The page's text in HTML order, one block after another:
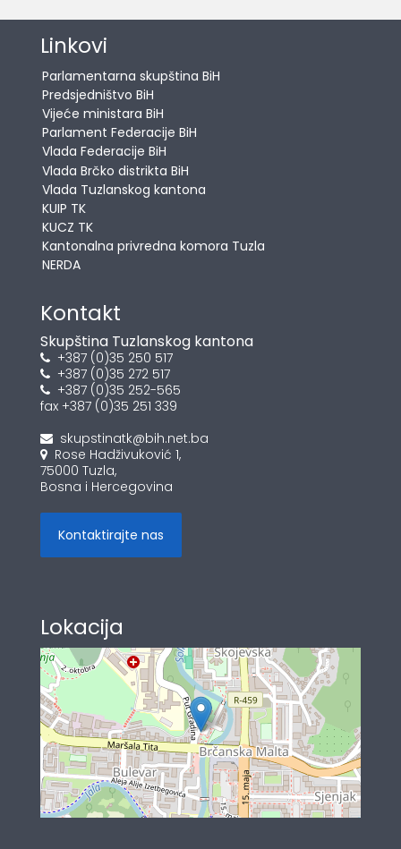
Linkovi
Parlamentarna skupština BiH
Predsjedništvo BiH
Vijeće ministara BiH
Parlament Federacije BiH
Vlada Federacije BiH
Vlada Brčko distrikta BiH
Vlada Tuzlanskog kantona
KUIP TK
KUCZ TK
Kantonalna privredna komora Tuzla
NERDA
Kontakt
Skupština Tuzlanskog kantona
+387 (0)35 250 517
+387 (0)35 272 517
+387 (0)35 252-565
fax +387 (0)35 251 339
skupstinatk@bih.net.ba
Rose Hadživuković 1,
75000 Tuzla,
Bosna i Hercegovina
Kontaktirajte nas
Lokacija